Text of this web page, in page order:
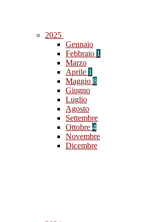
2025
Gennaio
Febbraio 1
Marzo
Aprile 1
Maggio 8
Giugno
Luglio
Agosto
Settembre
Ottobre 4
Novembre
Dicembre